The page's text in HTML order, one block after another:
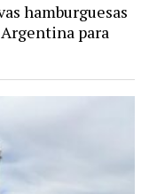
hamburguesas
para